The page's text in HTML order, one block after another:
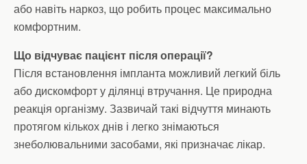
або навіть наркоз, що робить процес максимально
комфортним.
Що відчуває пацієнт після операції?
Після встановлення імпланта можливий легкий біль
або дискомфорт у ділянці втручання. Це природна
реакція організму. Зазвичай такі відчуття минають
протягом кількох днів і легко знімаються
знеболювальними засобами, які призначає лікар.